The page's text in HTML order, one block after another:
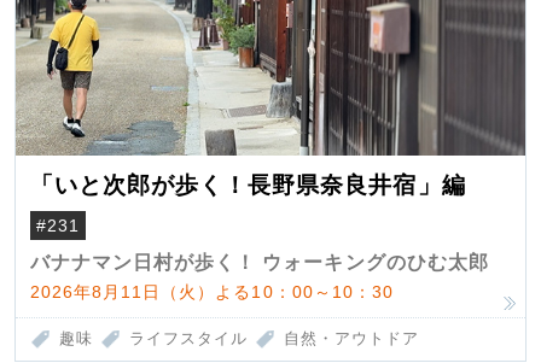
「いと次郎が歩く！長野県奈良井宿」編
#231
バナナマン日村が歩く！ ウォーキングのひむ太郎
2026年8月11日（火）よる10：00～10：30
趣味 ライフスタイル 自然・アウトドア